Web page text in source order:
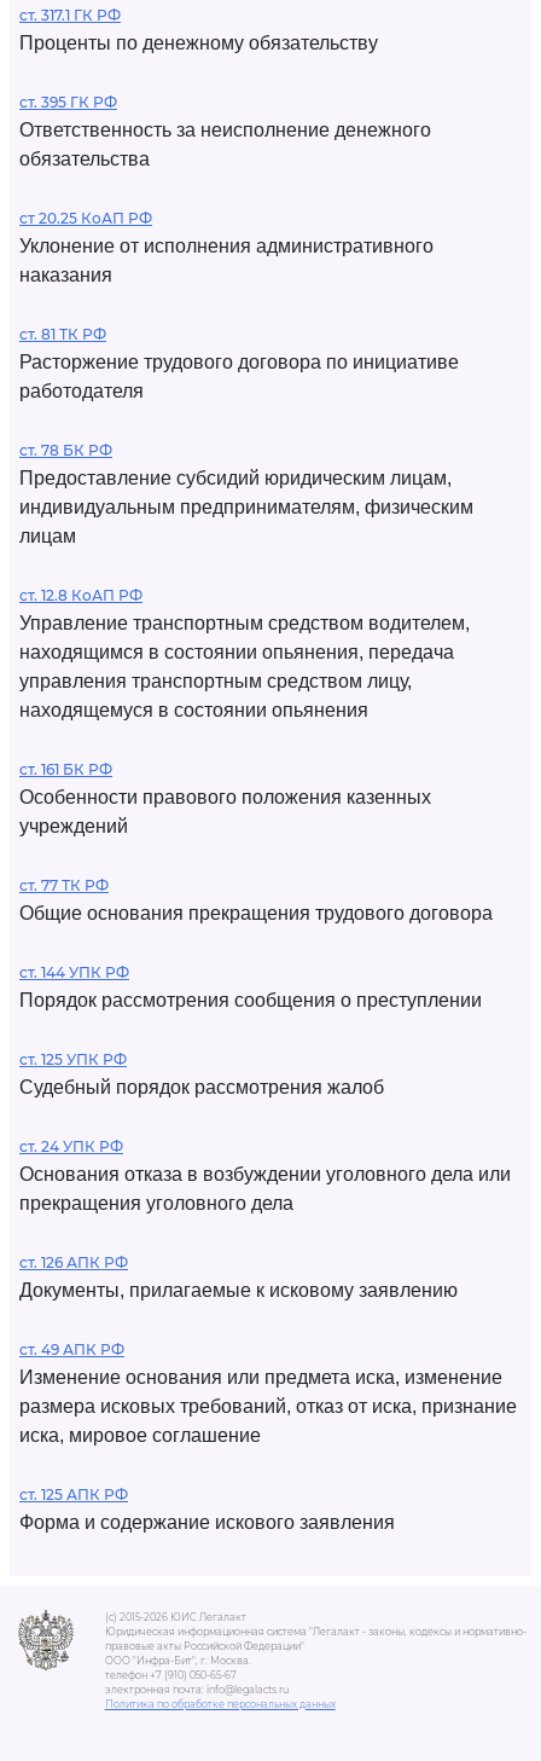
ст. 317.1 ГК РФ
Проценты по денежному обязательству
ст. 395 ГК РФ
Ответственность за неисполнение денежного
обязательства
ст 20.25 КоАП РФ
Уклонение от исполнения административного
наказания
ст. 81 ТК РФ
Расторжение трудового договора по инициативе
работодателя
ст. 78 БК РФ
Предоставление субсидий юридическим лицам,
индивидуальным предпринимателям, физическим
лицам
ст. 12.8 КоАП РФ
Управление транспортным средством водителем,
находящимся в состоянии опьянения, передача
управления транспортным средством лицу,
находящемуся в состоянии опьянения
ст. 161 БК РФ
Особенности правового положения казенных
учреждений
ст. 77 ТК РФ
Общие основания прекращения трудового договора
ст. 144 УПК РФ
Порядок рассмотрения сообщения о преступлении
ст. 125 УПК РФ
Судебный порядок рассмотрения жалоб
ст. 24 УПК РФ
Основания отказа в возбуждении уголовного дела или
прекращения уголовного дела
ст. 126 АПК РФ
Документы, прилагаемые к исковому заявлению
ст. 49 АПК РФ
Изменение основания или предмета иска, изменение
размера исковых требований, отказ от иска, признание
иска, мировое соглашение
ст. 125 АПК РФ
Форма и содержание искового заявления
(c) 2015-2026 ЮИС Легалакт
Юридическая информационная система "Легалакт - законы, кодексы и нормативно-
правовые акты Российской Федерации"
ООО "Инфра-Бит", г. Москва.
телефон +7 (910) 050-65-67
электронная почта: info@legalacts.ru
Политика по обработке персональных данных